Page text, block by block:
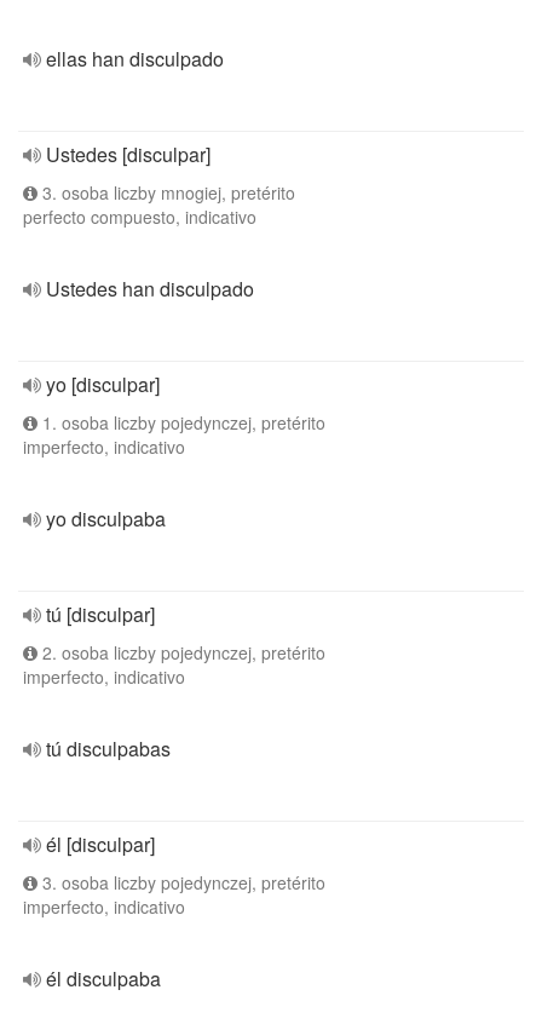
ellas han disculpado
Ustedes [disculpar]
3. osoba liczby mnogiej, pretérito
perfecto compuesto, indicativo
Ustedes han disculpado
yo [disculpar]
1. osoba liczby pojedynczej, pretérito
imperfecto, indicativo
yo disculpaba
tú [disculpar]
2. osoba liczby pojedynczej, pretérito
imperfecto, indicativo
tú disculpabas
él [disculpar]
3. osoba liczby pojedynczej, pretérito
imperfecto, indicativo
él disculpaba